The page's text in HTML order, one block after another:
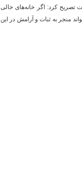
تصریح کرد: اگر خانه‌های خالی
منجر به ثبات و آرامش در این